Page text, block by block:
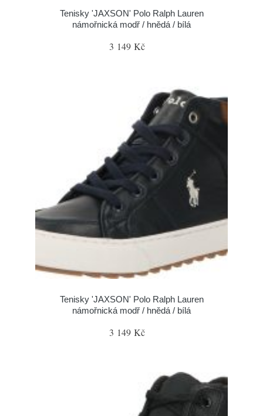
Tenisky 'JAXSON' Polo Ralph Lauren
námořnická modř / hnědá / bílá
3 149 Kč
Tenisky 'JAXSON' Polo Ralph Lauren
námořnická modř / hnědá / bílá
3 149 Kč